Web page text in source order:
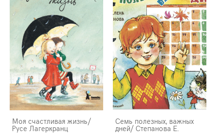
Моя счастливая жизнь/
Русе Лагеркранц
Семь полезных, важных
дней/ Степанова Е.